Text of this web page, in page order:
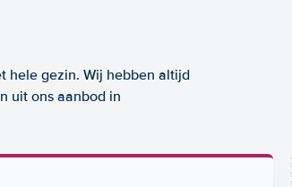
hele gezin. Wij hebben altijd
uit ons aanbod in